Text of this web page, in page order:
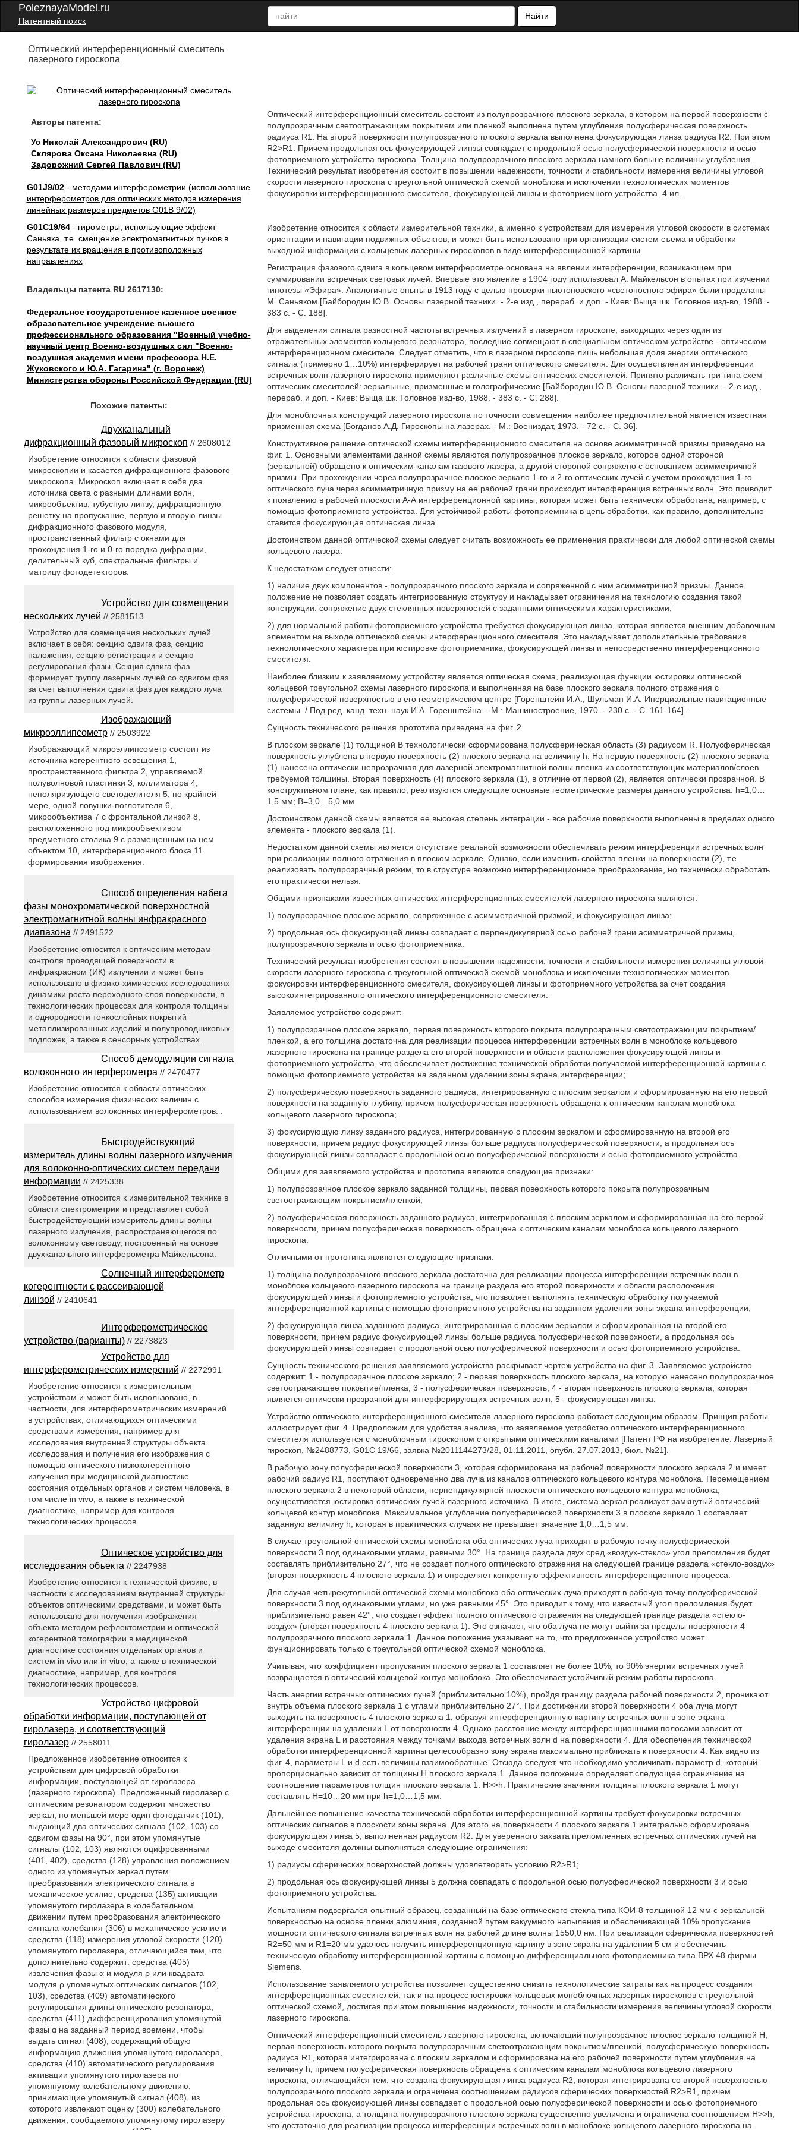
PoleznayaModel.ru
Патентный поиск
Найти
Оптический интерференционный смеситель
лазерного гироскопа
Авторы патента:
Ус Николай Александрович (RU)
Склярова Оксана Николаевна (RU)
Задорожний Сергей Павлович (RU)
G01J9/02- методами интерферометрии (использование
интерферометров для оптических методов измерения
линейных размеров предметов G01B 9/02)
G01C19/64- гирометры, использующие эффект
Саньяка, т.е. смещение электромагнитных пучков в
результате их вращения в противоположных
направлениях
Владельцы патента RU 2617130:
Федеральное государственное казенное военное
образовательное учреждение высшего
профессионального образования "Военный учебно-
научный центр Военно-воздушных сил "Военно-
воздушная академия имени профессора Н.Е.
Жуковского и Ю.А. Гагарина" (г. Воронеж)
Министерства обороны Российской Федерации (RU)
Оптический интерференционный смеситель состоит из полупрозрачного плоского зеркала, в котором на первой поверхности с
полупрозрачным светоотражающим покрытием или пленкой выполнена путем углубления полусферическая поверхность
радиуса R1. На второй поверхности полупрозрачного плоского зеркала выполнена фокусирующая линза радиуса R2. При этом
R2>R1. Причем продольная ось фокусирующей линзы совпадает с продольной осью полусферической поверхности и осью
фотоприемного устройства гироскопа. Толщина полупрозрачного плоского зеркала намного больше величины углубления.
Технический результат изобретения состоит в повышении надежности, точности и стабильности измерения величины угловой
скорости лазерного гироскопа с треугольной оптической схемой моноблока и исключении технологических моментов
фокусировки интерференционного смесителя, фокусирующей линзы и фотоприемного устройства. 4 ил.
Изобретение относится к области измерительной техники, а именно к устройствам для измерения угловой скорости в системах
ориентации и навигации подвижных объектов, и может быть использовано при организации систем съема и обработки
выходной информации с кольцевых лазерных гироскопов в виде интерференционной картины.
Регистрация фазового сдвига в кольцевом интерферометре основана на явлении интерференции, возникающем при
суммировании встречных световых лучей. Впервые это явление в 1904 году использовал А. Майкельсон в опытах при изучении
гипотезы «Эфира». Аналогичные опыты в 1913 году с целью проверки ньютоновского «светоносного эфира» были проделаны
М. Саньяком [Байбородин Ю.В. Основы лазерной техники. - 2-е изд., перераб. и доп. - Киев: Выща шк. Головное изд-во, 1988. -
383 с. - С. 188].
Для выделения сигнала разностной частоты встречных излучений в лазерном гироскопе, выходящих через один из
отражательных элементов кольцевого резонатора, последние совмещают в специальном оптическом устройстве - оптическом
интерференционном смесителе. Следует отметить, что в лазерном гироскопе лишь небольшая доля энергии оптического
сигнала (примерно 1…10%) интерферирует на рабочей грани оптического смесителя. Для осуществления интерференции
встречных волн лазерного гироскопа применяют различные схемы оптических смесителей. Принято различать три типа схем
оптических смесителей: зеркальные, призменные и голографические [Байбородин Ю.В. Основы лазерной техники. - 2-е изд.,
перераб. и доп. - Киев: Выща шк. Головное изд-во, 1988. - 383 с. - С. 288].
Для моноблочных конструкций лазерного гироскопа по точности совмещения наиболее предпочтительной является известная
призменная схема [Богданов А.Д. Гироскопы на лазерах. - М.: Воениздат, 1973. - 72 с. - С. 36].
Конструктивное решение оптической схемы интерференционного смесителя на основе асимметричной призмы приведено на
фиг. 1. Основными элементами данной схемы являются полупрозрачное плоское зеркало, которое одной стороной
(зеркальной) обращено к оптическим каналам газового лазера, а другой стороной сопряжено с основанием асимметричной
призмы. При прохождении через полупрозрачное плоское зеркало 1-го и 2-го оптических лучей с учетом прохождения 1-го
оптического луча через асимметричную призму на ее рабочей грани происходит интерференция встречных волн. Это приводит
к появлению в рабочей плоскости А-А интерференционной картины, которая может быть технически обработана, например, с
помощью фотоприемного устройства. Для устойчивой работы фотоприемника в цепь обработки, как правило, дополнительно
ставится фокусирующая оптическая линза.
Достоинством данной оптической схемы следует считать возможность ее применения практически для любой оптической схемы
кольцевого лазера.
К недостаткам следует отнести:
1) наличие двух компонентов - полупрозрачного плоского зеркала и сопряженной с ним асимметричной призмы. Данное
положение не позволяет создать интегрированную структуру и накладывает ограничения на технологию создания такой
конструкции: сопряжение двух стеклянных поверхностей с заданными оптическими характеристиками;
2) для нормальной работы фотоприемного устройства требуется фокусирующая линза, которая является внешним добавочным
элементом на выходе оптической схемы интерференционного смесителя. Это накладывает дополнительные требования
технологического характера при юстировке фотоприемника, фокусирующей линзы и непосредственно интерференционного
смесителя.
Наиболее близким к заявляемому устройству является оптическая схема, реализующая функции юстировки оптической
кольцевой треугольной схемы лазерного гироскопа и выполненная на базе плоского зеркала полного отражения с
полусферической поверхностью в его геометрическом центре [Горенштейн И.А., Шульман И.А. Инерциальные навигационные
системы. / Под ред. канд. техн. наук И.А. Горенштейна – М.: Машиностроение, 1970. - 230 с. - С. 161-164].
Сущность технического решения прототипа приведена на фиг. 2.
В плоском зеркале (1) толщиной В технологически сформирована полусферическая область (3) радиусом R. Полусферическая
поверхность углублена в первую поверхность (2) плоского зеркала на величину h. На первую поверхность (2) плоского зеркала
(1) нанесена оптически непрозрачная для лазерной электромагнитной волны пленка из соответствующих материалов/слоев
требуемой толщины. Вторая поверхность (4) плоского зеркала (1), в отличие от первой (2), является оптически прозрачной. В
конструктивном плане, как правило, реализуются следующие основные геометрические размеры данного устройства: h=1,0…
1,5 мм; В=3,0…5,0 мм.
Достоинством данной схемы является ее высокая степень интеграции - все рабочие поверхности выполнены в пределах одного
элемента - плоского зеркала (1).
Недостатком данной схемы является отсутствие реальной возможности обеспечивать режим интерференции встречных волн
при реализации полного отражения в плоском зеркале. Однако, если изменить свойства пленки на поверхности (2), т.е.
реализовать полупрозрачный режим, то в структуре возможно интерференционное преобразование, но технически обработать
его практически нельзя.
Общими признаками известных оптических интерференционных смесителей лазерного гироскопа являются:
1) полупрозрачное плоское зеркало, сопряженное с асимметричной призмой, и фокусирующая линза;
2) продольная ось фокусирующей линзы совпадает с перпендикулярной осью рабочей грани асимметричной призмы,
полупрозрачного зеркала и осью фотоприемника.
Технический результат изобретения состоит в повышении надежности, точности и стабильности измерения величины угловой
скорости лазерного гироскопа с треугольной оптической схемой моноблока и исключении технологических моментов
фокусировки интерференционного смесителя, фокусирующей линзы и фотоприемного устройства за счет создания
высокоинтегрированного оптического интерференционного смесителя.
Заявляемое устройство содержит:
1) полупрозрачное плоское зеркало, первая поверхность которого покрыта полупрозрачным светоотражающим покрытием/
пленкой, а его толщина достаточна для реализации процесса интерференции встречных волн в моноблоке кольцевого
лазерного гироскопа на границе раздела его второй поверхности и области расположения фокусирующей линзы и
фотоприемного устройства, что обеспечивает достижение технической обработки получаемой интерференционной картины с
помощью фотоприемного устройства на заданном удалении зоны экрана интерференции;
2) полусферическую поверхность заданного радиуса, интегрированную с плоским зеркалом и сформированную на его первой
поверхности на заданную глубину, причем полусферическая поверхность обращена к оптическим каналам моноблока
кольцевого лазерного гироскопа;
3) фокусирующую линзу заданного радиуса, интегрированную с плоским зеркалом и сформированную на второй его
поверхности, причем радиус фокусирующей линзы больше радиуса полусферической поверхности, а продольная ось
фокусирующей линзы совпадает с продольной осью полусферической поверхности и осью фотоприемного устройства.
Общими для заявляемого устройства и прототипа являются следующие признаки:
1) полупрозрачное плоское зеркало заданной толщины, первая поверхность которого покрыта полупрозрачным
светоотражающим покрытием/пленкой;
2) полусферическая поверхность заданного радиуса, интегрированная с плоским зеркалом и сформированная на его первой
поверхности, причем полусферическая поверхность обращена к оптическим каналам моноблока кольцевого лазерного
гироскопа.
Отличными от прототипа являются следующие признаки:
1) толщина полупрозрачного плоского зеркала достаточна для реализации процесса интерференции встречных волн в
моноблоке кольцевого лазерного гироскопа на границе раздела его второй поверхности и области расположения
фокусирующей линзы и фотоприемного устройства, что позволяет выполнять техническую обработку получаемой
интерференционной картины с помощью фотоприемного устройства на заданном удалении зоны экрана интерференции;
2) фокусирующая линза заданного радиуса, интегрированная с плоским зеркалом и сформированная на второй его
поверхности, причем радиус фокусирующей линзы больше радиуса полусферической поверхности, а продольная ось
фокусирующей линзы совпадает с продольной осью полусферической поверхности и осью фотоприемного устройства.
Сущность технического решения заявляемого устройства раскрывает чертеж устройства на фиг. 3. Заявляемое устройство
содержит: 1 - полупрозрачное плоское зеркало; 2 - первая поверхность плоского зеркала, на которую нанесено полупрозрачное
светоотражающее покрытие/пленка; 3 - полусферическая поверхность; 4 - вторая поверхность плоского зеркала, которая
является оптически прозрачной для интерферирующих встречных волн; 5 - фокусирующая линза.
Устройство оптического интерференционного смесителя лазерного гироскопа работает следующим образом. Принцип работы
иллюстрирует фиг. 4. Предположим для удобства анализа, что заявляемое устройство оптического интерференционного
смесителя используется с моноблочным гироскопом с открытыми оптическими каналами [Патент РФ на изобретение. Лазерный
гироскоп, №2488773, G01C 19/66, заявка №2011144273/28, 01.11.2011, опубл. 27.07.2013, бюл. №21].
В рабочую зону полусферической поверхности 3, которая сформирована на рабочей поверхности плоского зеркала 2 и имеет
рабочий радиус R1, поступают одновременно два луча из каналов оптического кольцевого контура моноблока. Перемещением
плоского зеркала 2 в некоторой области, перпендикулярной плоскости оптического кольцевого контура моноблока,
осуществляется юстировка оптических лучей лазерного источника. В итоге, система зеркал реализует замкнутый оптический
кольцевой контур моноблока. Максимальное углубление полусферической поверхности 3 в плоское зеркало 1 составляет
заданную величину h, которая в практических случаях не превышает значение 1,0…1,5 мм.
В случае треугольной оптической схемы моноблока оба оптических луча приходят в рабочую точку полусферической
поверхности 3 под одинаковыми углами, равными 30°. На границе раздела двух сред «воздух-стекло» угол преломления будет
составлять приблизительно 27°, что не создает полного оптического отражения на следующей границе раздела «стекло-воздух»
(вторая поверхность 4 плоского зеркала 1) и определяет конкретную эффективность интерференционного процесса.
Для случая четырехугольной оптической схемы моноблока оба оптических луча приходят в рабочую точку полусферической
поверхности 3 под одинаковыми углами, но уже равными 45°. Это приводит к тому, что известный угол преломления будет
приблизительно равен 42°, что создает эффект полного оптического отражения на следующей границе раздела «стекло-
воздух» (вторая поверхность 4 плоского зеркала 1). Это означает, что оба луча не могут выйти за пределы поверхности 4
полупрозрачного плоского зеркала 1. Данное положение указывает на то, что предложенное устройство может
функционировать только с треугольной оптической схемой моноблока.
Учитывая, что коэффициент пропускания плоского зеркала 1 составляет не более 10%, то 90% энергии встречных лучей
возвращается в оптический кольцевой контур моноблока. Это обеспечивает устойчивый режим работы гироскопа.
Часть энергии встречных оптических лучей (приблизительно 10%), пройдя границу раздела рабочей поверхности 2, проникают
внутрь объема плоского зеркала 1 с углами приблизительно 27°. При достижении второй поверхности 4 оба луча могут
выходить на поверхность 4 плоского зеркала 1, образуя интерференционную картину встречных волн в зоне экрана
интерференции на удалении L от поверхности 4. Однако расстояние между интерференционными полосами зависит от
удаления экрана L и расстояния между точками выхода встречных волн d на поверхности 4. Для обеспечения технической
обработки интерференционной картины целесообразно зону экрана максимально приближать к поверхности 4. Как видно из
фиг. 4, параметры L и d есть величины взаимообратные. Отсюда следует, что необходимо увеличивать параметр d, который
пропорционально зависит от толщины Н плоского зеркала 1. Данное положение определяет следующее ограничение на
соотношение параметров толщин плоского зеркала 1: Н>>h. Практические значения толщины плоского зеркала 1 могут
составлять Н=10…20 мм при h=1,0…1,5 мм.
Дальнейшее повышение качества технической обработки интерференционной картины требует фокусировки встречных
оптических сигналов в плоскости зоны экрана. Для этого на поверхности 4 плоского зеркала 1 интегрально сформирована
фокусирующая линза 5, выполненная радиусом R2. Для уверенного захвата преломленных встречных оптических лучей на
выходе смесителя должны выполняться следующие ограничения:
1) радиусы сферических поверхностей должны удовлетворять условию R2>R1;
2) продольная ось фокусирующей линзы 5 должна совпадать с продольной осью полусферической поверхности 3 и осью
фотоприемного устройства.
Испытаниям подвергался опытный образец, созданный на базе оптического стекла типа КОИ-8 толщиной 12 мм с зеркальной
поверхностью на основе пленки алюминия, созданной путем вакуумного напыления и обеспечивающей 10% пропускание
мощности оптического сигнала встречных волн на рабочей длине волны 1550,0 нм. При реализации сферических поверхностей
R2=50 мм и R1=20 мм удалось получить интерференционную картину в зоне экрана на удалении 5 см и обеспечить
техническую обработку интерференционной картины с помощью дифференциального фотоприемника типа ВРХ 48 фирмы
Siemens.
Использование заявляемого устройства позволяет существенно снизить технологические затраты как на процесс создания
интерференционных смесителей, так и на процесс юстировки кольцевых моноблочных лазерных гироскопов с треугольной
оптической схемой, достигая при этом повышение надежности, точности и стабильности измерения величины угловой скорости
лазерного гироскопа.
Оптический интерференционный смеситель лазерного гироскопа, включающий полупрозрачное плоское зеркало толщиной Н,
первая поверхность которого покрыта полупрозрачным светоотражающим покрытием/пленкой, полусферическую поверхность
радиуса R1, которая интегрирована с плоским зеркалом и сформирована на его рабочей поверхности путем углубления на
величину h, причем полусферическая поверхность обращена к оптическим каналам моноблока кольцевого лазерного
гироскопа, отличающийся тем, что создана фокусирующая линза радиуса R2, которая интегрирована со второй поверхностью
полупрозрачного плоского зеркала и ограничена соотношением радиусов сферических поверхностей R2>R1, причем
продольная ось фокусирующей линзы совпадает с продольной осью полусферической поверхности и осью фотоприемного
устройства гироскопа, а толщина полупрозрачного плоского зеркала существенно увеличена и ограничена соотношением H>>h,
что достаточно для реализации процесса интерференции встречных волн в моноблоке кольцевого лазерного гироскопа на
Похожие патенты:
Двухканальный
дифракционный фазовый микроскоп // 2608012
Изобретение относится к области фазовой
микроскопии и касается дифракционного фазового
микроскопа. Микроскоп включает в себя два
источника света с разными длинами волн,
микрообъектив, тубусную линзу, дифракционную
решетку на пропускание, первую и вторую линзы
дифракционного фазового модуля,
пространственный фильтр с окнами для
прохождения 1-го и 0-го порядка дифракции,
делительный куб, спектральные фильтры и
матрицу фотодетекторов.
Устройство для совмещения
нескольких лучей // 2581513
Устройство для совмещения нескольких лучей
включает в себя: секцию сдвига фаз, секцию
наложения, секцию регистрации и секцию
регулирования фазы. Секция сдвига фаз
формирует группу лазерных лучей со сдвигом фаз
за счет выполнения сдвига фаз для каждого луча
из группы лазерных лучей.
Изображающий
микроэллипсометр// 2503922
Изображающий микроэллипсометр состоит из
источника когерентного освещения 1,
пространственного фильтра 2, управляемой
полуволновой пластинки 3, коллиматора 4,
неполяризующего светоделителя 5, по крайней
мере, одной ловушки-поглотителя 6,
микрообъектива 7 с фронтальной линзой 8,
расположенного под микрообъективом
предметного столика 9 с размещенным на нем
объектом 10, интерференционного блока 11
формирования изображения.
Способ определения набега
фазы монохроматической поверхностной
электромагнитной волны инфракрасного
диапазона// 2491522
Изобретение относится к оптическим методам
контроля проводящей поверхности в
инфракрасном (ИК) излучении и может быть
использовано в физико-химических исследованиях
динамики роста переходного слоя поверхности, в
технологических процессах для контроля толщины
и однородности тонкослойных покрытий
металлизированных изделий и полупроводниковых
подложек, а также в сенсорных устройствах.
Способ демодуляции сигнала
волоконного интерферометра // 2470477
Изобретение относится к области оптических
способов измерения физических величин с
использованием волоконных интерферометров. .
Быстродействующий
измеритель длины волны лазерного излучения
для волоконно-оптических систем передачи
информации // 2425338
Изобретение относится к измерительной технике в
области спектрометрии и представляет собой
быстродействующий измеритель длины волны
лазерного излучения, распространяющегося по
волоконному световоду, построенный на основе
двухканального интерферометра Майкельсона.
Солнечный интерферометр
когерентности с рассеивающей
линзой // 2410641
Интерферометрическое
устройство (варианты)// 2273823
Устройство для
интерферометрических измерений // 2272991
Изобретение относится к измерительным
устройствам и может быть использовано, в
частности, для интерферометрических измерений
в устройствах, отличающихся оптическими
средствами измерения, например для
исследования внутренней структуры объекта
исследования и получения его изображения с
помощью оптического низкокогерентного
излучения при медицинской диагностике
состояния отдельных органов и систем человека, в
том числе in vivo, а также в технической
диагностике, например для контроля
технологических процессов.
Оптическое устройство для
исследования объекта // 2247938
Изобретение относится к технической физике, в
частности к исследованиям внутренней структуры
объектов оптическими средствами, и может быть
использовано для получения изображения
объекта методом рефлектометрии и оптической
когерентной томографии в медицинской
диагностике состояния отдельных органов и
систем in vivo или in vitro, а также в технической
диагностике, например, для контроля
технологических процессов.
Устройство цифровой
обработки информации, поступающей от
гиролазера, и соответствующий
гиролазер// 2558011
Предложенное изобретение относится к
устройствам для цифровой обработки
информации, поступающей от гиролазера
(лазерного гироскопа). Предложенный гиролазер с
оптическим резонатором содержит множество
зеркал, по меньшей мере один фотодатчик (101),
выдающий два оптических сигнала (102, 103) со
сдвигом фазы на 90°, при этом упомянутые
сигналы (102, 103) являются оцифрованными
(401, 402), средства (128) управления положением
одного из упомянутых зеркал путем
преобразования электрического сигнала в
механическое усилие, средства (135) активации
упомянутого гиролазера в колебательном
движении путем преобразования электрического
сигнала колебания (306) в механическое усилие и
средства (118) измерения угловой скорости (120)
упомянутого гиролазера, отличающийся тем, что
дополнительно содержит: средства (405)
извлечения фазы α и модуля ρ или квадрата
модуля ρ упомянутых оптических сигналов (102,
103), средства (409) автоматического
регулирования длины оптического резонатора,
средства (411) дифференцирования упомянутой
фазы α на заданный период времени, чтобы
выдать сигнал (408), содержащий общую
информацию движения упомянутого гиролазера,
средства (410) автоматического регулирования
активации упомянутого гиролазера по
упомянутому колебательному движению,
принимающие упомянутый сигнал (408), из
которого извлекают оценку (300) колебательного
движения, сообщаемого упомянутому гиролазеру